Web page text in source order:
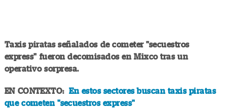
Taxis piratas señalados de cometer "secuestros
express" fueron decomisados en Mixco tras un
operativo sorpresa.
EN CONTEXTO: En estos sectores buscan taxis piratas
que cometen "secuestros express"